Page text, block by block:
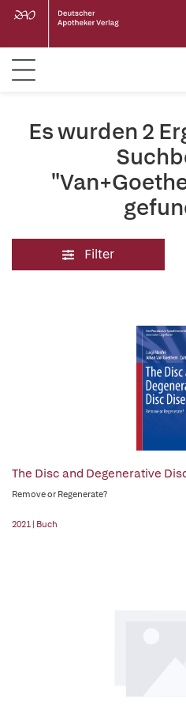
Es wurden 2
Filter
The Disc and Degenerative
Remove or Regenerate?
2021 | Buch